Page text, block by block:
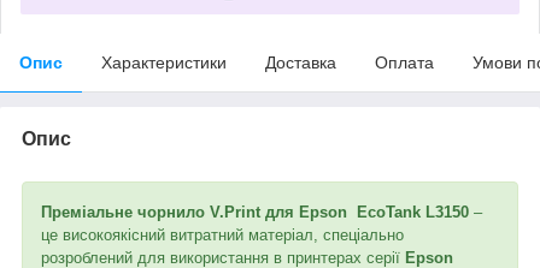
Опис Характеристики Доставка Оплата Умови
Опис
Преміальне чорнило V.Print для Epson EcoTank L3150 –
це високоякісний витратний матеріал, спеціально
розроблений для використання в принтерах серії Epson